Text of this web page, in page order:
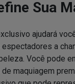
Sua
ajudará
a
Você pode
maquiagem